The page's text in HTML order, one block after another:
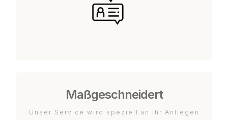
Maßgeschneidert
Unser Service wird speziell an Ihr Anliegen